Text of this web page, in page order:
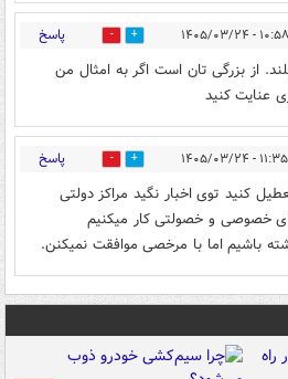
۱۰:۵۸ - ۱۴۰۵/۰۳/۲۴ 0 پاسخ
از بزرگی تان است اگر به امثال من
عنایت کنید
۱۱:۳۵ - ۱۴۰۵/۰۳/۲۴ 0 پاسخ
کنید توی اخبار نگید مراکز دولتی
خصوصی و خصولتی کار میکنیم
باشیم اما با مرخصی موافقت نمیکنن.